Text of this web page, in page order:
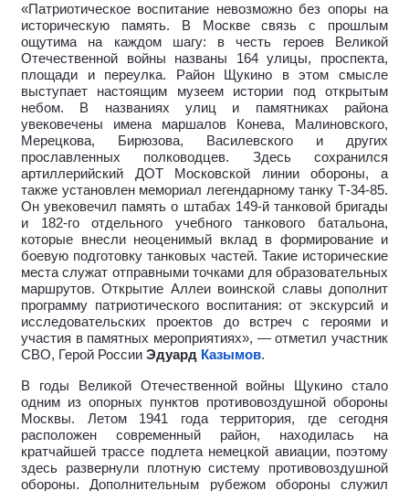
«Патриотическое воспитание невозможно без опоры на
историческую память. В Москве связь с прошлым
ощутима на каждом шагу: в честь героев Великой
Отечественной войны названы 164 улицы, проспекта,
площади и переулка. Район Щукино в этом смысле
выступает настоящим музеем истории под открытым
небом. В названиях улиц и памятниках района
увековечены имена маршалов Конева, Малиновского,
Мерецкова, Бирюзова, Василевского и других
прославленных полководцев. Здесь сохранился
артиллерийский ДОТ Московской линии обороны, а
также установлен мемориал легендарному танку Т-34-85.
Он увековечил память о штабах 149-й танковой бригады
и 182-го отдельного учебного танкового батальона,
которые внесли неоценимый вклад в формирование и
боевую подготовку танковых частей. Такие исторические
места служат отправными точками для образовательных
маршрутов. Открытие Аллеи воинской славы дополнит
программу патриотического воспитания: от экскурсий и
исследовательских проектов до встреч с героями и
участия в памятных мероприятиях», — отметил участник
СВО, Герой России Эдуард Казымов.
В годы Великой Отечественной войны Щукино стало
одним из опорных пунктов противовоздушной обороны
Москвы. Летом 1941 года территория, где сегодня
расположен современный район, находилась на
кратчайшей трассе подлета немецкой авиации, поэтому
здесь развернули плотную систему противовоздушной
обороны. Дополнительным рубежом обороны служил